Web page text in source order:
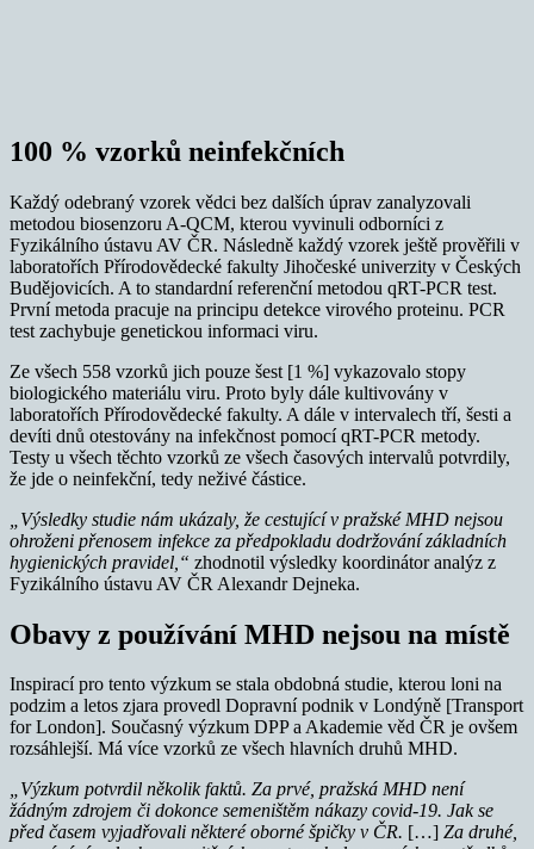
100 % vzorků neinfekčních
Každý odebraný vzorek vědci bez dalších úprav zanalyzovali
metodou biosenzoru A-QCM, kterou vyvinuli odborníci z
Fyzikálního ústavu AV ČR. Následně každý vzorek ještě prověřili v
laboratořích Přírodovědecké fakulty Jihočeské univerzity v Českých
Budějovicích. A to standardní referenční metodou qRT-PCR test.
První metoda pracuje na principu detekce virového proteinu. PCR
test zachybuje genetickou informaci viru.
Ze všech 558 vzorků jich pouze šest [1 %] vykazovalo stopy
biologického materiálu viru. Proto byly dále kultivovány v
laboratořích Přírodovědecké fakulty. A dále v intervalech tří, šesti a
devíti dnů otestovány na infekčnost pomocí qRT-PCR metody.
Testy u všech těchto vzorků ze všech časových intervalů potvrdily,
že jde o neinfekční, tedy neživé částice.
„Výsledky studie nám ukázaly, že cestující v pražské MHD nejsou
ohroženi přenosem infekce za předpokladu dodržování základních
hygienických pravidel,“ zhodnotil výsledky koordinátor analýz z
Fyzikálního ústavu AV ČR Alexandr Dejneka.
Obavy z používání MHD nejsou na místě
Inspirací pro tento výzkum se stala obdobná studie, kterou loni na
podzim a letos zjara provedl Dopravní podnik v Londýně [Transport
for London]. Současný výzkum DPP a Akademie věd ČR je ovšem
rozsáhlejší. Má více vzorků ze všech hlavních druhů MHD.
„Výzkum potvrdil několik faktů. Za prvé, pražská MHD není
žádným zdrojem či dokonce semeništěm nákazy covid-19. Jak se
před časem vyjadřovali některé oborné špičky v ČR. […] Za druhé,